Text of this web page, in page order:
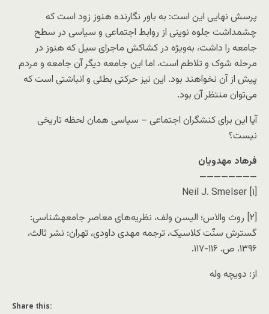
پرسش نهایی این است: به باور نگارنده هنوز زود است که
چشمداشت جلوه نوینی از روابط اجتماعی و سیاسی در سطح
جامعه را داشت، به‌ویژه در کشاکش ماجرای سیل که هنوز در
مرحله شوک و تلاطم است، اما این جامعه دیگر آن جامعه و مردم
پیش از آن نخواهند بود. این نیز حرکتی بطئی و انباشتی است که
می‌توان منتظر آن بود.
آیا این برای کنشگران اجتماعی – سیاسی همان لحظه تاریخی
نیست؟
فرهاد مهدویان
————————
[۱] Neil J. Smelser
[۲] روث والاس؛ الیسن ولف، نظریه‌های معاصر جامعهشناسی:
گسترش سنّت کلاسیک، ترجمه مهدی داودی، تهران: نشر ثالث،
۱۳۹۶، ص. ۱۱۶-۱۱۷.
از: دویچه وله
Share this: